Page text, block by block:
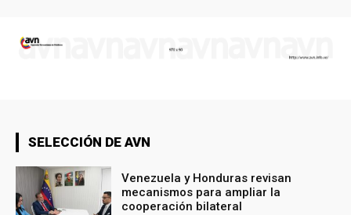
SELECCIÓN DE AVN
Venezuela y Honduras revisan
mecanismos para ampliar la
cooperación bilateral